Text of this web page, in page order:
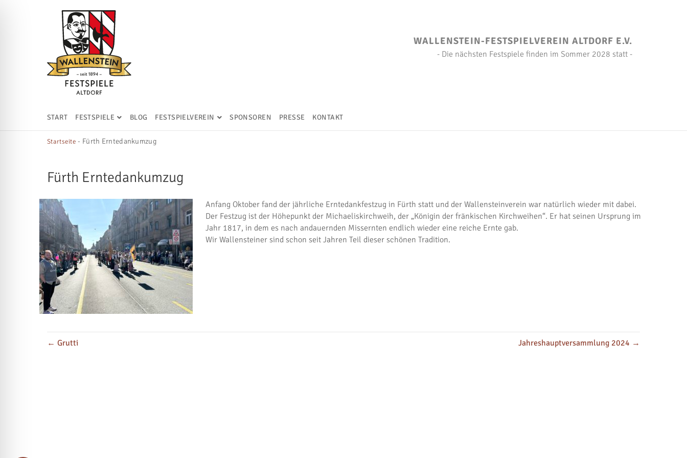
WALLENSTEIN-FESTSPIELVEREIN ALTDORF E.V.
- Die nächsten Festspiele finden im Sommer 2028 statt -
START FESTSPIELE BLOG FESTSPIELVEREIN SPONSOREN PRESSE KONTAKT
Startseite - Fürth Erntedankumzug
Fürth Erntedankumzug
Anfang Oktober fand der jährliche Erntedankfestzug in Fürth statt und der Wallensteinverein war natürlich wieder mit dabei.
Der Festzug ist der Höhepunkt der Michaeliskirchweih, der „Königin der fränkischen Kirchweihen“. Er hat seinen Ursprung im
Jahr 1817, in dem es nach andauernden Missernten endlich wieder eine reiche Ernte gab.
Wir Wallensteiner sind schon seit Jahren Teil dieser schönen Tradition.
← Grutti Jahreshauptversammlung 2024 →